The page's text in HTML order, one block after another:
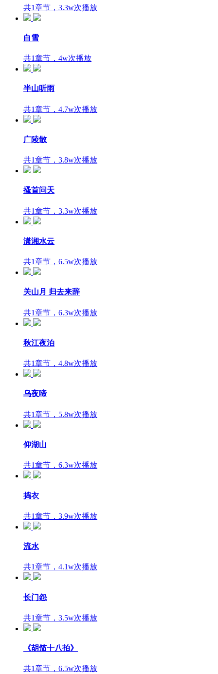
共1章节，3.3w次播放
白雪
共1章节，4w次播放
半山听雨
共1章节，4.7w次播放
广陵散
共1章节，3.8w次播放
搔首问天
共1章节，3.3w次播放
潇湘水云
共1章节，6.5w次播放
关山月 归去来辞
共1章节，6.3w次播放
秋江夜泊
共1章节，4.8w次播放
乌夜啼
共1章节，5.8w次播放
仰湖山
共1章节，6.3w次播放
捣衣
共1章节，3.9w次播放
流水
共1章节，4.1w次播放
长门怨
共1章节，3.5w次播放
《胡笳十八拍》
共1章节，6.5w次播放